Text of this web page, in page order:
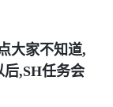
大家不知道,
,SH任务会